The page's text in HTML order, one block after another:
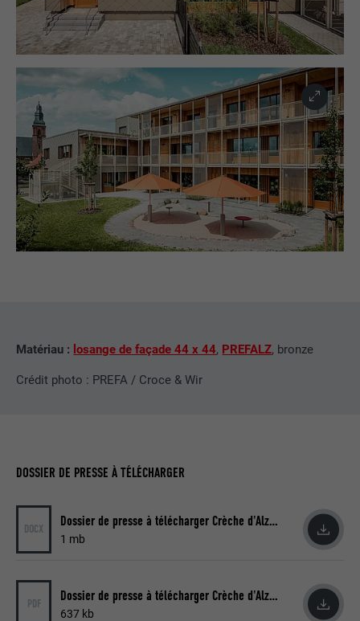
Matériau : losange de façade 44 x 44, PREFALZ, bronze
Crédit photo : PREFA / Croce & Wir
DOSSIER DE PRESSE À TÉLÉCHARGER
DOCX Dossier de presse à télécharger Crèche d'Alzenau (DOCX)
1 mb
PDF Dossier de presse à télécharger Crèche d'Alzenau (PDF)
637 kb
NOM bscookie
FOURNISSEUR
EXPIRATION 2 ans
UTILITÉ
Utilisé par le service de réseau social
LinkedIn pour suivre l'utilisation de
services intégrés
NOM UserMatchHistory
UTILITÉ
Est utilisé pour suivre l'utilisateur sur
plusieurs sites Internet afin d'afficher de
lidc
EXPIRATION
UTILITÉ
LinkedIn pour suivre l'utilisation de
services intégrés